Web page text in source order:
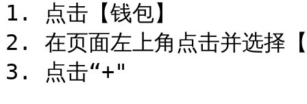
1. 点击【钱包】
2. 在页面左上角点击并选择【
3. 点击“+"